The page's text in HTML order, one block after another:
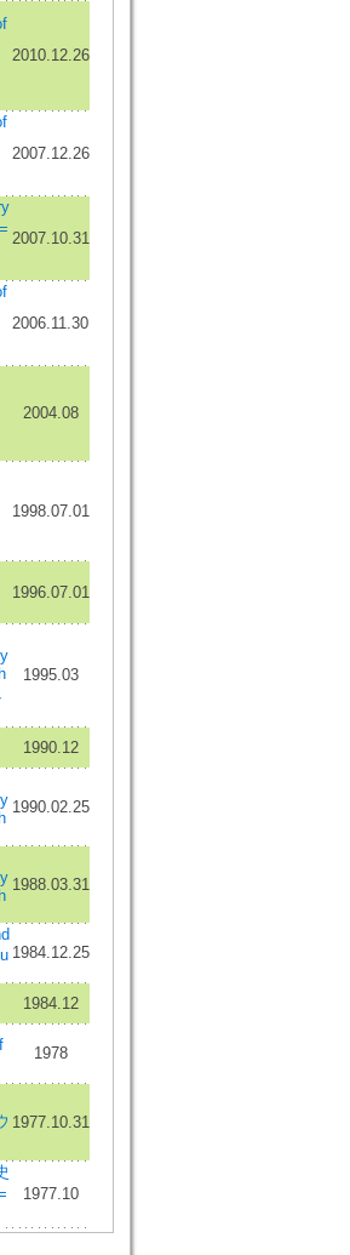
2010.12.26
2007.12.26
2007.10.31
2006.11.30
2004.08
1998.07.01
1996.07.01
1995.03
1990.12
1990.02.25
1988.03.31
1984.12.25
1984.12
1978
1977.10.31
1977.10